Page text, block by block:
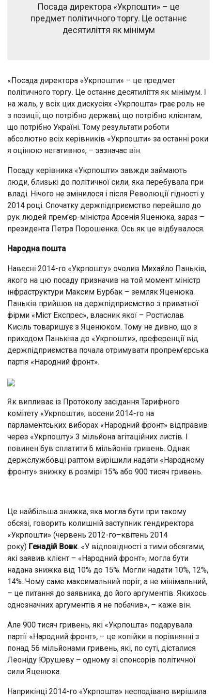
Посада директора «Укрпошти» – це
предмет політичного торгу. Це останнє
десятиліття як мінімум
«Посада директора «Укрпошти» – це предмет
політичного торгу. Це останнє десятиліття як мінімум. І
на жаль, у всіх цих дискусіях «Укрпошта» грає роль не
з позиції, що потрібно державі, що потрібно клієнтам,
що потрібно Україні. Тому результати роботи
абсолютно всіх керівників «Укрпошти» за останні роки
я оцінюю негативно», – зазначає він.
Посаду керівника «Укрпошти» завжди займають
люди, близькі до політичної сили, яка перебувала при
владі. Нічого не змінилося і після Революції гідності у
2014 році. Спочатку держпідприємство перейшло до
рук людей прем’єр-міністра Арсенія Яценюка, зараз –
президента Петра Порошенка. Ось як це відбувалося.
Народна пошта
Навесні 2014-го «Укрпошту» очолив Михайло Паньків,
якого на цю посаду призначив на той момент міністр
інфраструктури Максим Бурбак – земляк Яценюка.
Паньків прийшов на держпідприємство з приватної
фірми «Міст Експрес», власник якої – Ростислав
Кисіль товаришує з Яценюком. Тому не дивно, що з
приходом Паньківа до «Укрпошти», преференції від
держпідприємства почала отримувати пропрем’єрська
партія «Народний фронт».
Як випливає із Протоколу засідання Тарифного
комітету «Укрпошти», восени 2014-го на
парламентських виборах «Народний фронт» відправив
через «Укрпошту» 3 мільйона агітаційних листів. І
повинен був сплатити 6 мільйонів гривень. Однак
держслужбовці раптом вирішили надати «Народному
фронту» знижку в розмірі 15% або 900 тисяч гривень.
Це найбільша знижка, яка могла бути при такому
обсязі, говорить колишній заступник гендиректора
«Укрпошти» (червень 2012-го–квітень 2014
року) Генадій Вовк. «У відповідності з тими обсягами,
які заявив клієнт – «Народний фронт», могла бути
надана знижка від 10% до 15%. Могли надати 10%, 12%,
14%. Чому саме максимальний поріг, а не мінімальний,
– це питання до заявника, до його аргументів. Якихось
однозначних аргументів я не побачив», – каже він.
Але 900 тисяч гривень, які «Укрпошта» подарувала
партії «Народний фронт», – це копійки в порівнянні з
понад 56 мільйонами гривень, які, по суті, дісталися
Леоніду Юрушеву – одному зі спонсорів політичної
сили Яценюка.
Наприкінці 2014-го «Укрпошта» несподівано вирішила